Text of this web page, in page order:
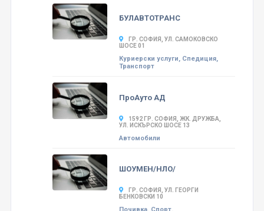
БУЛАВТОТРАНС
ГР. СОФИЯ, УЛ. САМОКОВСКО
ШОСЕ 01
Куриерски услуги, Спедиция,
Транспорт
ПроАуто АД
1592 ГР. СОФИЯ, ЖК. ДРУЖБА,
УЛ. ИСКЪРСКО ШОСЕ 13
Автомобили
ШОУМЕН/НЛО/
ГР. СОФИЯ, УЛ. ГЕОРГИ
БЕНКОВСКИ 10